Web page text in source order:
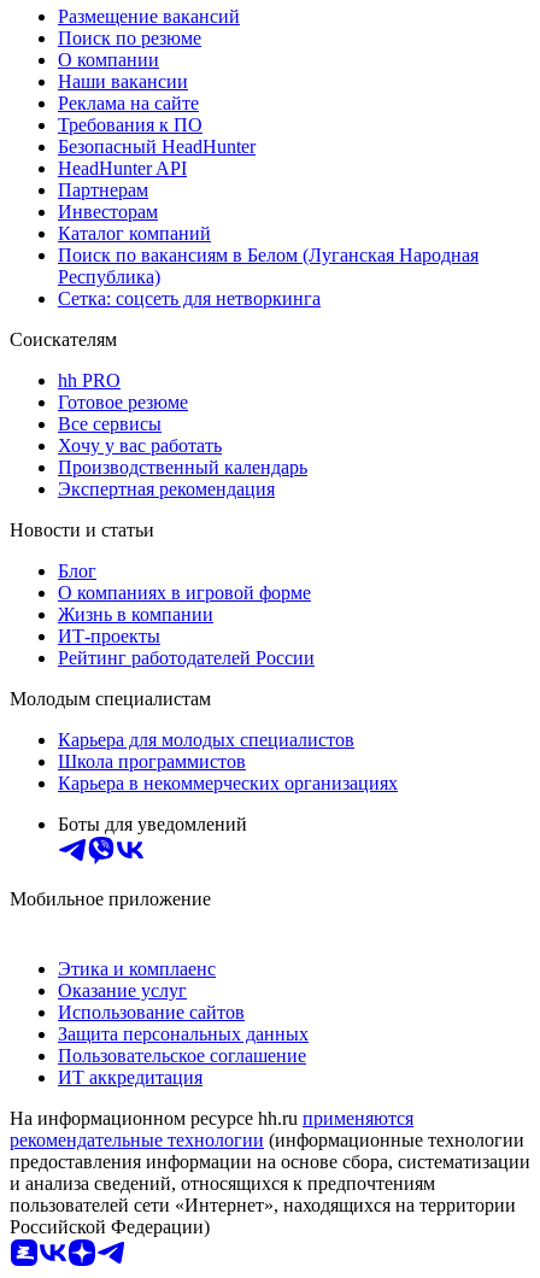
Размещение вакансий
Поиск по резюме
О компании
Наши вакансии
Реклама на сайте
Требования к ПО
Безопасный HeadHunter
HeadHunter API
Партнерам
Инвесторам
Каталог компаний
Поиск по вакансиям в Белом (Луганская Народная
Республика)
Сетка: соцсеть для нетворкинга
Соискателям
hh PRO
Готовое резюме
Все сервисы
Хочу у вас работать
Производственный календарь
Экспертная рекомендация
Новости и статьи
Блог
О компаниях в игровой форме
Жизнь в компании
ИТ-проекты
Рейтинг работодателей России
Молодым специалистам
Карьера для молодых специалистов
Школа программистов
Карьера в некоммерческих организациях
Боты для уведомлений
Мобильное приложение
Этика и комплаенс
Оказание услуг
Использование сайтов
Защита персональных данных
Пользовательское соглашение
ИТ аккредитация
На информационном ресурсе hh.ru применяются
рекомендательные технологии (информационные технологии
предоставления информации на основе сбора, систематизации
и анализа сведений, относящихся к предпочтениям
пользователей сети «Интернет», находящихся на территории
Российской Федерации)